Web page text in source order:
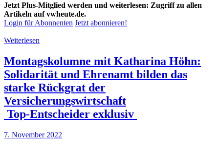
Jetzt Plus-Mitglied werden und weiterlesen: Zugriff zu allen
Artikeln auf vwheute.de.
Login für Abonnenten Jetzt abonnieren!
Weiterlesen
Montagskolumne mit Katharina Höhn:
Solidarität und Ehrenamt bilden das
starke Rückgrat der
Versicherungswirtschaft
Top-Entscheider exklusiv
7. November 2022